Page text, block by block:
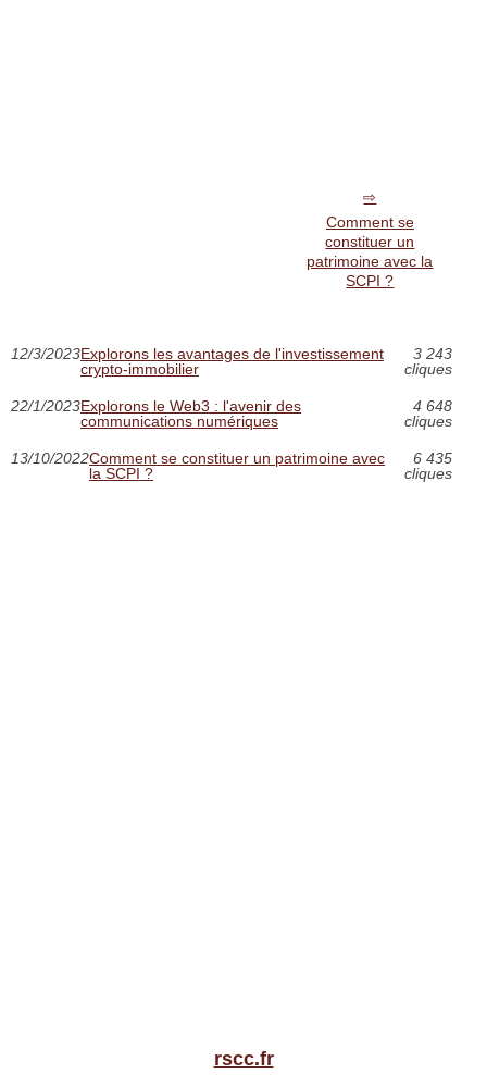
Comment se
constituer un
patrimoine avec la
SCPI ?
12/3/2023Explorons les avantages de l'investissement
crypto-immobilier
3 243
cliques
22/1/2023Explorons le Web3 : l'avenir des
communications numériques
4 648
cliques
13/10/2022Comment se constituer un patrimoine avec
la SCPI ?
6 435
cliques
rscc.fr